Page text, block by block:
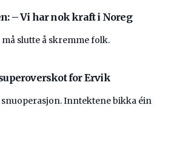
– Vi har nok kraft i Noreg
slutte å skremme folk.
for Ervik
Inntektene bikka éin